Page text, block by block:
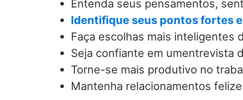
Entenda seus pensamentos,
Identifique seus pontos fortes
Faça escolhas mais inteligentes
Seja confiante em umentrevista
Torne-se mais produtivo no
Mantenha relacionamentos